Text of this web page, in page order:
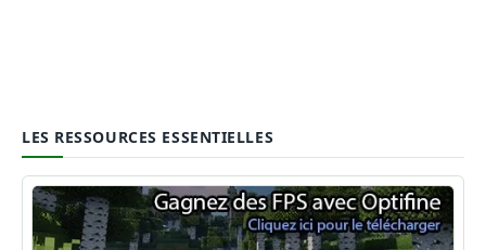
LES RESSOURCES ESSENTIELLES